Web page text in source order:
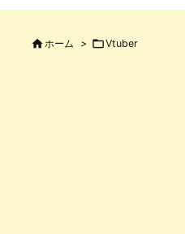
 ホーム > Vtuber